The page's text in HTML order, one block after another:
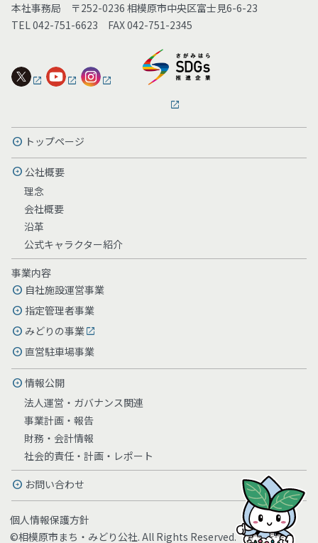
本社事務局 〒252-0236 相模原市中央区富士見6-6-23
TEL 042-751-6623 FAX 042-751-2345
トップページ
公社概要
理念
会社概要
沿革
公式キャラクター紹介
事業内容
自社施設運営事業
指定管理者事業
みどりの事業
直営駐車場事業
情報公開
法人運営・ガバナンス関連
事業計画・報告
財務・会計情報
社会的責任・計画・レポート
お問い合わせ
個人情報保護方針
©相模原市まち・みどり公社. All Rights Reserved.